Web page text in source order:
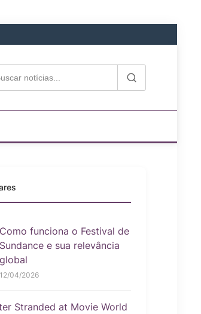
Como funciona o Festival de
Sundance e sua relevância
global
12/04/2026
Stranded at Movie World